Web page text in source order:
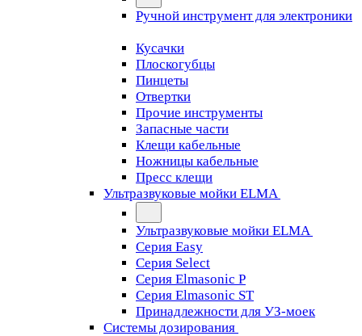
Ручной инструмент для электроники
Кусачки
Плоскогубцы
Пинцеты
Отвертки
Прочие инструменты
Запасные части
Клещи кабельные
Ножницы кабельные
Пресс клещи
Ультразвуковые мойки ELMA
Ультразвуковые мойки ELMA
Серия Easy
Серия Select
Серия Elmasonic P
Серия Elmasonic ST
Принадлежности для УЗ-моек
Системы дозирования